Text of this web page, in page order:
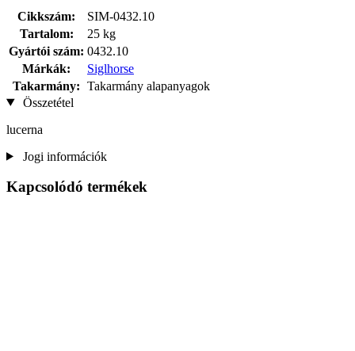
Cikkszám:
SIM-0432.10
Tartalom:
25 kg
Gyártói szám: 0432.10
Márkák:
Siglhorse
Takarmány: Takarmány alapanyagok
Összetétel
lucerna
Jogi információk
Kapcsolódó termékek